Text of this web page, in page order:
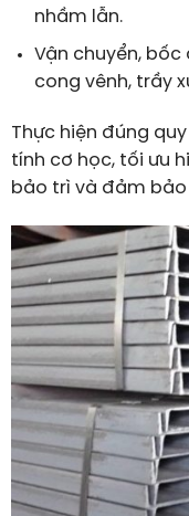
nhầm lẫn.
Vận chuyển,
cong vênh, trầy
Thực hiện đúng
tính cơ học, tối ưu
bảo trì và đảm